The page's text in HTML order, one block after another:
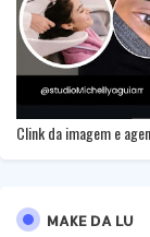
Clink da imagem e
MAKE DA LU